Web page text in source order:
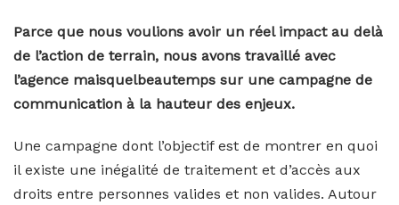
Parce que nous voulions avoir un réel impact au delà
de l’action de terrain, nous avons travaillé avec
l’agence maisquelbeautemps sur une campagne de
communication à la hauteur des enjeux.
Une campagne dont l’objectif est de montrer en quoi
il existe une inégalité de traitement et d’accès aux
droits entre personnes valides et non valides. Autour